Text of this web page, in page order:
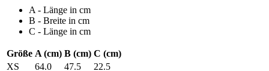
A - Länge in cm
B - Breite in cm
C - Länge in cm
Größe A (cm) B (cm) C (cm)
XS
64.0 47.5
22.5